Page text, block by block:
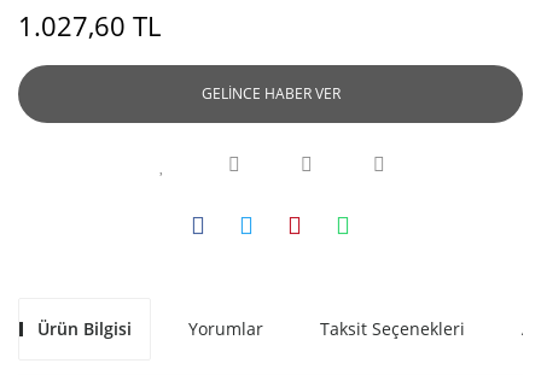
1.027,60 TL
GELİNCE HABER VER
Ürün Bilgisi Yorumlar Taksit Seçenekleri